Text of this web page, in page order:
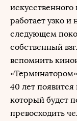
искусственного
работает узко и
следующем
собственный
вспомнить
40 лет
который будет
превосходить